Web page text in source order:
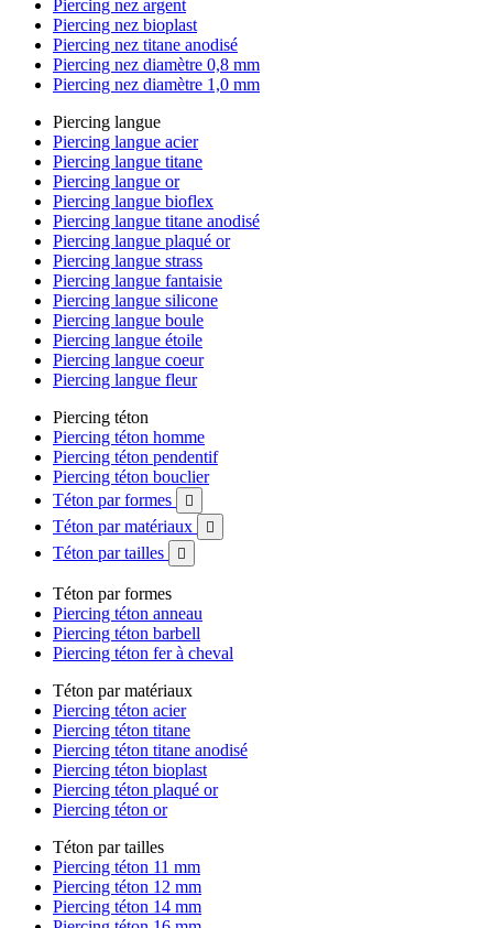
Piercing nez argent
Piercing nez bioplast
Piercing nez titane anodisé
Piercing nez diamètre 0,8 mm
Piercing nez diamètre 1,0 mm
Piercing langue
Piercing langue acier
Piercing langue titane
Piercing langue or
Piercing langue bioflex
Piercing langue titane anodisé
Piercing langue plaqué or
Piercing langue strass
Piercing langue fantaisie
Piercing langue silicone
Piercing langue boule
Piercing langue étoile
Piercing langue coeur
Piercing langue fleur
Piercing téton
Piercing téton homme
Piercing téton pendentif
Piercing téton bouclier
Téton par formes

Téton par matériaux 
Téton par tailles 
Téton par formes
Piercing téton anneau
Piercing téton barbell
Piercing téton fer à cheval
Téton par matériaux
Piercing téton acier
Piercing téton titane
Piercing téton titane anodisé
Piercing téton bioplast
Piercing téton plaqué or
Piercing téton or
Téton par tailles
Piercing téton 11 mm
Piercing téton 12 mm
Piercing téton 14 mm